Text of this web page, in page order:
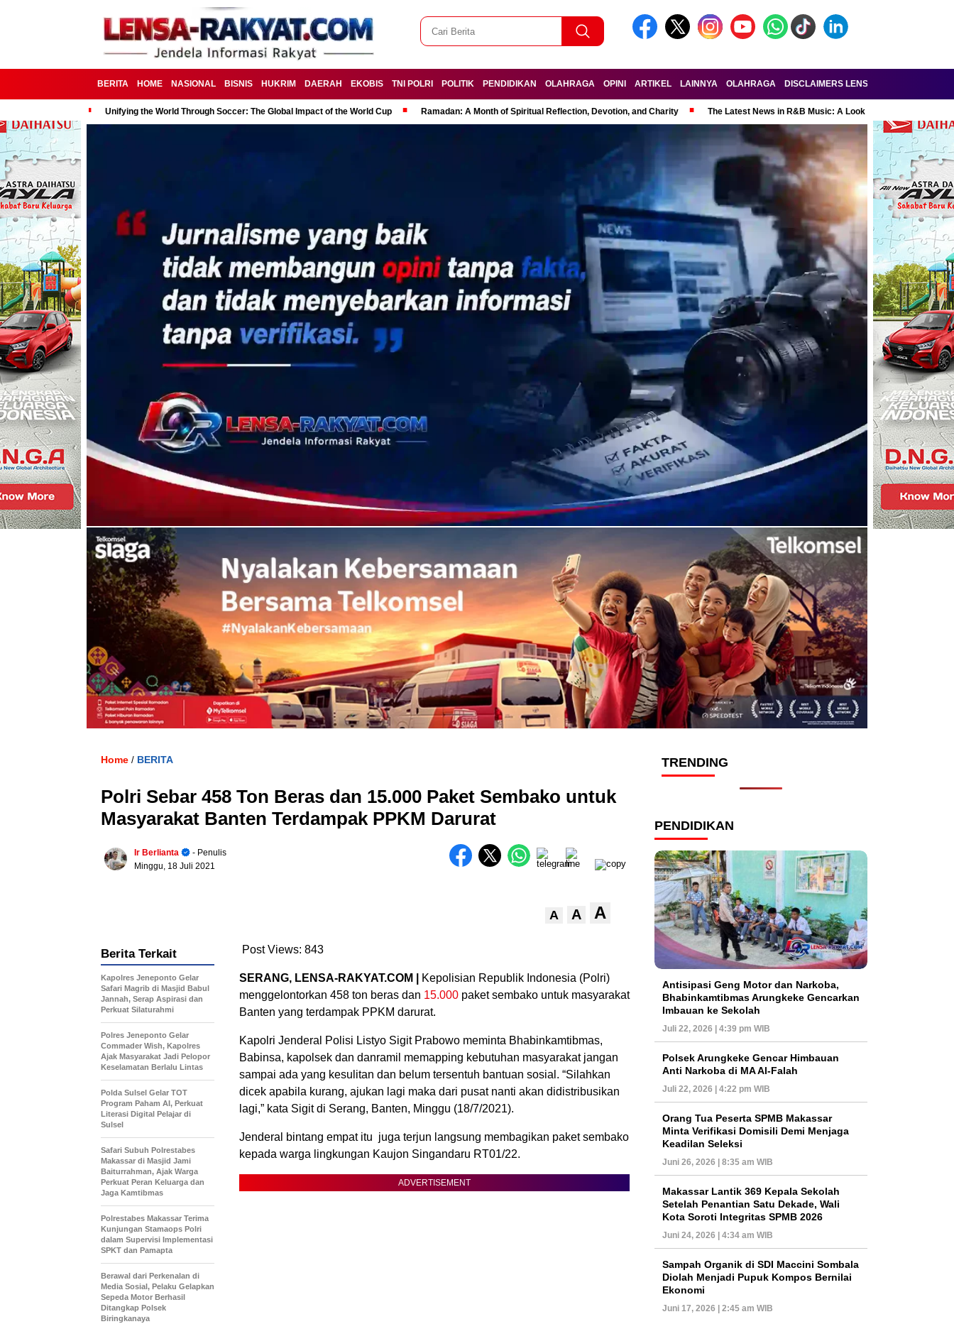
BERITA HOME NASIONAL BISNIS HUKRIM DAERAH EKOBIS TNI POLRI POLITIK PENDIDIKAN OLAHRAGA OPINI ARTIKEL LAINNYA OLAHRAGA DISCLAIMERS LENSA-RAKYAT.COM
Unifying the World Through Soccer: The Global Impact of the World Cup Ramadan: A Month of Spiritual Reflection, Devotion, and Charity The Latest News in R&B Music: A Look at Super Bowl
Home / BERITA
Polri Sebar 458 Ton Beras dan 15.000 Paket Sembako untuk
Masyarakat Banten Terdampak PPKM Darurat
Ir Berlianta
- Penulis
Minggu, 18 Juli 2021
A A A
Post Views: 843
SERANG, LENSA-RAKYAT.COM |
Kepolisian Republik Indonesia (Polri)
menggelontorkan 458 ton beras dan 15.000 paket sembako untuk masyarakat
Banten yang terdampak PPKM darurat.
Kapolri Jenderal Polisi Listyo Sigit Prabowo meminta Bhabinkamtibmas,
Babinsa, kapolsek dan danramil memapping kebutuhan masyarakat jangan
sampai ada yang kesulitan dan belum tersentuh bantuan sosial. “Silahkan
dicek apabila kurang, ajukan lagi maka dari pusat nanti akan didistribusikan
lagi,” kata Sigit di Serang, Banten, Minggu (18/7/2021).
Jenderal bintang empat itu juga terjun langsung membagikan paket sembako
kepada warga lingkungan Kaujon Singandaru RT01/22.
ADVERTISEMENT
Berita Terkait
Kapolres Jeneponto Gelar
Safari Magrib di Masjid Babul
Jannah, Serap Aspirasi dan
Perkuat Silaturahmi
Polres Jeneponto Gelar
Commader Wish, Kapolres
Ajak Masyarakat Jadi Pelopor
Keselamatan Berlalu Lintas
Polda Sulsel Gelar TOT
Program Paham AI, Perkuat
Literasi Digital Pelajar di
Sulsel
Safari Subuh Polrestabes
Makassar di Masjid Jami
Baiturrahman, Ajak Warga
Perkuat Peran Keluarga dan
Jaga Kamtibmas
Polrestabes Makassar Terima
Kunjungan Stamaops Polri
dalam Supervisi Implementasi
SPKT dan Pamapta
Berawal dari Perkenalan di
Media Sosial, Pelaku Gelapkan
Sepeda Motor Berhasil
Ditangkap Polsek
Biringkanaya
TRENDING
PENDIDIKAN
Antisipasi Geng Motor dan Narkoba,
Bhabinkamtibmas Arungkeke Gencarkan
Imbauan ke Sekolah
Juli 22, 2026 | 4:39 pm WIB
Polsek Arungkeke Gencar Himbauan
Anti Narkoba di MA Al-Falah
Juli 22, 2026 | 4:22 pm WIB
Orang Tua Peserta SPMB Makassar
Minta Verifikasi Domisili Demi Menjaga
Keadilan Seleksi
Juni 26, 2026 | 8:35 am WIB
Makassar Lantik 369 Kepala Sekolah
Setelah Penantian Satu Dekade, Wali
Kota Soroti Integritas SPMB 2026
Juni 24, 2026 | 4:34 am WIB
Sampah Organik di SDI Maccini Sombala
Diolah Menjadi Pupuk Kompos Bernilai
Ekonomi
Juni 17, 2026 | 2:45 am WIB